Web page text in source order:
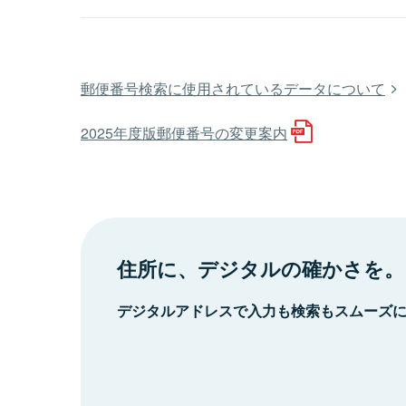
郵便番号検索に使用されているデータについて
2025年度版郵便番号の変更案内
住所に、デジタルの確かさを。
デジタルアドレスで入力も検索もスムーズ